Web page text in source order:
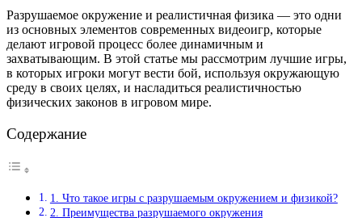
Разрушаемое окружение и реалистичная физика — это одни
из основных элементов современных видеоигр, которые
делают игровой процесс более динамичным и
захватывающим. В этой статье мы рассмотрим лучшие игры,
в которых игроки могут вести бой, используя окружающую
среду в своих целях, и насладиться реалистичностью
физических законов в игровом мире.
Содержание
1. Что такое игры с разрушаемым окружением и физикой?
2. Преимущества разрушаемого окружения